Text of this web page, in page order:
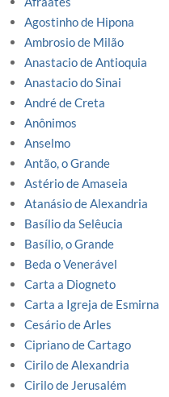
Agostinho de Hipona
Ambrosio de Milão
Anastacio de Antioquia
Anastacio do Sinai
André de Creta
Anônimos
Anselmo
Antão, o Grande
Astério de Amaseia
Atanásio de Alexandria
Basílio da Selêucia
Basílio, o Grande
Beda o Venerável
Carta a Diogneto
Carta a Igreja de Esmirna
Cesário de Arles
Cipriano de Cartago
Cirilo de Alexandria
Cirilo de Jerusalém